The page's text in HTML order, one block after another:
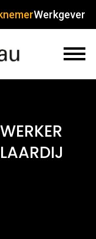
Werkgever